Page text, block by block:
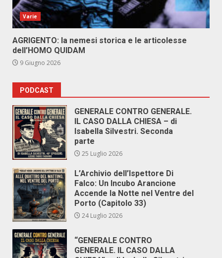
Varie
AGRIGENTO: la nemesi storica e le articolesse
dell’HOMO QUIDAM
9 Giugno 2026
PODCAST
GENERALE CONTRO GENERALE.
IL CASO DALLA CHIESA – di
Isabella Silvestri. Seconda
parte
25 Luglio 2026
L’Archivio dell’Ispettore Di
Falco: Un Incubo Arancione
Accende la Notte nel Ventre del
Porto (Capitolo 33)
24 Luglio 2026
“GENERALE CONTRO
GENERALE. IL CASO DALLA